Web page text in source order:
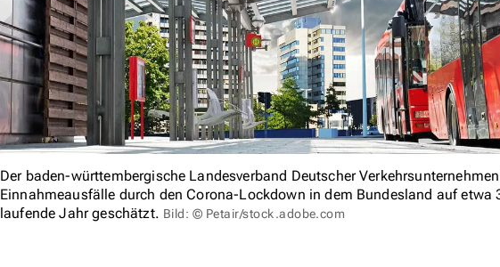
Der baden-württembergische Landesverband Deutscher
Einnahmeausfälle durch den Corona-Lockdown in dem Bundesland auf etwa
laufende Jahr geschätzt. Bild: © Petair/stock.adobe.com